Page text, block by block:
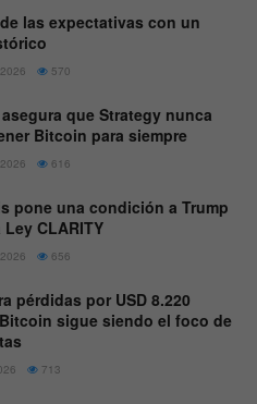
las expectativas con un
570
que Strategy nunca
Bitcoin para siempre
616
pone una condición a Trump
CLARITY
656
pérdidas por USD 8.220
sigue siendo el foco de
713